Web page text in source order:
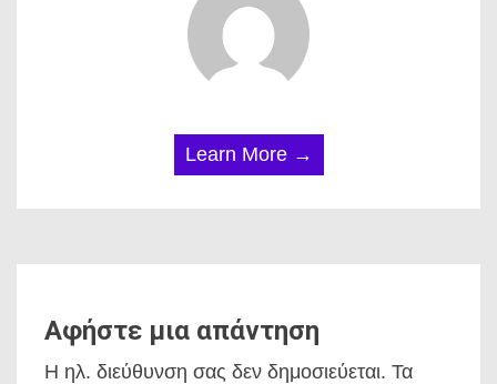
Learn More →
Αφήστε μια απάντηση
Η ηλ. διεύθυνση σας δεν δημοσιεύεται. Τα